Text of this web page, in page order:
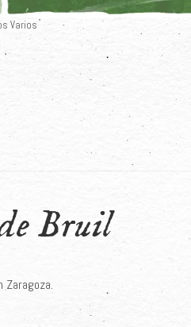
Varios
Bruil
Zaragoza.